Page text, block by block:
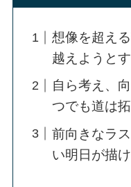
想像を超え
越えようと
自ら考え、
つでも道は
前向きなラ
い明日が描